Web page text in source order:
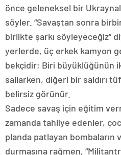
önce geleneksel bir Ukraynalı
söyler. “Savaştan sonra
birlikte şarkı söyleyeceğiz”
yerlerde, üç erkek kamyon
bekçidir; Biri büyüklüğünün
sallarken, diğeri bir saldırı
belirsiz görünür.
Sadece savaş için eğitim
zamanda tahliye edenler,
planda patlayan bombaların
durmasına rağmen,